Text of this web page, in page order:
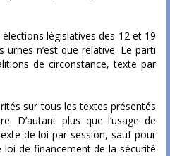
législatives des 12 et 19
n’est que relative. Le parti
de circonstance, texte par
sur tous les textes présentés
D’autant plus que l’usage de
de loi par session, sauf pour
de financement de la sécurité